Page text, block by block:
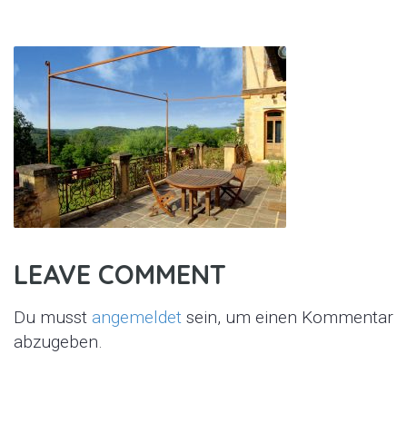
LEAVE COMMENT
Du musst angemeldet sein, um einen Kommentar
abzugeben.